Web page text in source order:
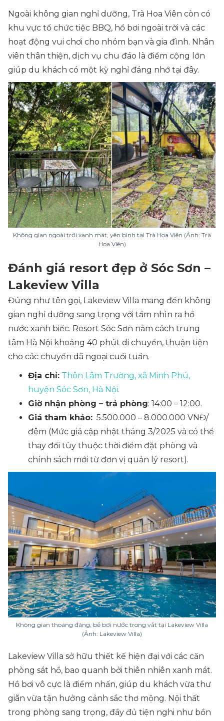
Ngoài không gian nghỉ dưỡng, Trà Hoa Viên còn có
khu vực tổ chức tiệc BBQ, hồ bơi ngoài trời và các
hoạt động vui chơi cho nhóm bạn và gia đình. Nhân
viên thân thiện, dịch vụ chu đáo là điểm cộng lớn
giúp du khách có một kỳ nghỉ đáng nhớ tại đây.
Không gian ngoài trời xanh mát, yên bình tại Trà Hoa Viên (Ảnh: Trà
Hoa Viên)
Đánh giá resort đẹp ở Sóc Sơn –
Lakeview Villa
Đúng như tên gọi, Lakeview Villa mang đến không
gian nghỉ dưỡng sang trọng với tầm nhìn ra hồ
nước xanh biếc. Resort Sóc Sơn nằm cách trung
tâm Hà Nội khoảng 40 phút di chuyển, thuận tiện
cho các chuyến dã ngoại cuối tuần.
Địa chỉ: Thôn Lâm Trường, xã Minh Phú,
huyện Sóc Sơn, Hà Nội.
Giờ nhận phòng – trả phòng: 14:00 – 12:00.
Giá tham khảo: 5.500.000 – 8.000.000 VNĐ/
đêm (Mức giá cập nhật tháng 3/2025 và có thể
thay đổi tùy thuộc thời điểm đặt phòng và
chính sách mới từ đơn vị quản lý resort).
Không gian thoáng đãng, bể bơi nước trong vắt tại Lakeview Villa
(Ảnh: Lakeview Villa)
Lakeview Villa sở hữu thiết kế hiện đại với các căn
phòng sát hồ, bao quanh bởi thiên nhiên xanh mát.
Hồ bơi vô cực là điểm nhấn, giúp du khách vừa thư
giãn vừa tận hưởng cảnh sắc thơ mộng. Nội thất
trong phòng sang trọng, đầy đủ tiện nghi như bồn